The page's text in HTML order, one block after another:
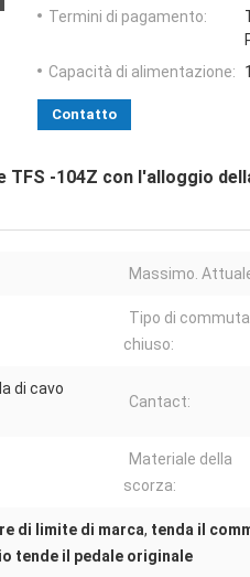
Termini di pagamento:
Capacità di alimentazione:
Contatto
TFS -104Z con l'alloggio
Massimo.
Tipo di
chiuso:
di cavo
Cantact:
Materiale della
scorza:
di limite di marca, tenda il
tende il pedale originale